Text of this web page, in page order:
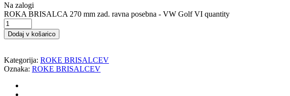
Na zalogi
ROKA BRISALCA 270 mm zad. ravna posebna - VW Golf VI quantity
Dodaj v košarico
Kategorija: ROKE BRISALCEV
Oznaka: ROKE BRISALCEV